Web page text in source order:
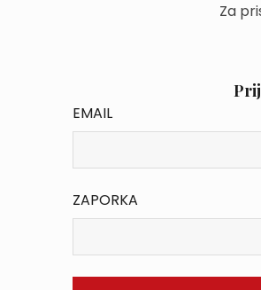
Za
EMAIL
ZAPORKA